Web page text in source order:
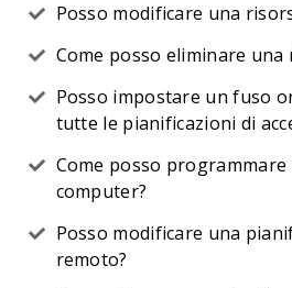
Posso modificare una
Come posso eliminare una
Posso impostare un fuso
tutte le pianificazioni di
Come posso
computer?
Posso modificare una
remoto?